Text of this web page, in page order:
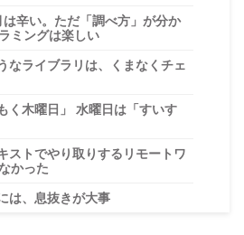
辛い。ただ「調べ方」が分か
ミングは楽しい
なライブラリは、くまなくチェ
く木曜日」 水曜日は「すいす
ストでやり取りするリモートワ
かった
は、息抜きが大事